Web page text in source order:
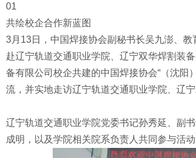
01
共绘校企合作新蓝图
3月13日，中国焊接协会副秘书长吴九澎、
赴辽宁轨道交通职业学院、辽宁双华焊割装
备有限公司校企共建的中国焊接协会“（沈阳
流，并实地走访辽宁轨道交通职业学院、辽
辽宁轨道交通职业学院党委书记孙秀延、副
成明，以及学院相关院系负责人共同参与活动